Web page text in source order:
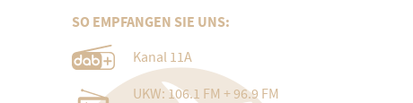
SO EMPFANGEN SIE UNS:
Kanal 11A
UKW: 106.1 FM + 96.9 FM